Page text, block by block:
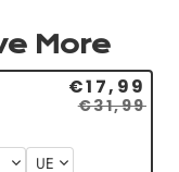
More
€17,99
€31,99